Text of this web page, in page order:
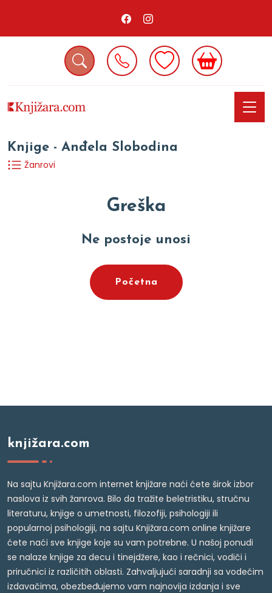
Knjige - Anđela Slobodina
Žanrovi
Greška
Ne postoje unosi
Početna
knjižara.com
Na sajtu Knjižara.com internet knjižare naći ćete širok izbor
naslova iz svih žanrova. Bilo da tražite beletristiku, stručnu
literaturu, knjige o umetnosti, filozofiji, psihologiji ili
popularnoj psihologiji, na sajtu Knjižara.com online knjižare
ćete naći sve knjige koje su vam potrebne. U našoj ponudi
se nalaze knjige za decu i tinejdžere, kao i rečnici, vodiči i
priručnici iz različitih oblasti. Zahvaljujući saradnji sa vodećim
izdavačima, obezbeđujemo vam najnovija izdanja i sve